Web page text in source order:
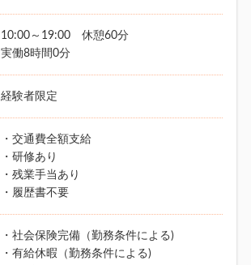
10:00～19:00 休憩60分
実働8時間0分
経験者限定
・交通費全額支給
・研修あり
・残業手当あり
・履歴書不要
・社会保険完備（勤務条件による)
・有給休暇（勤務条件による)